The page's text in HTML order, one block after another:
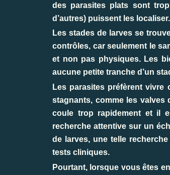
des parasites plats sont
d’autres) puissent les localiser.
Les stades de larves se
contrôles, car seulement le
et non pas physiques. Les
aucune petite tranche d’un
Les parasites préfèrent
stagnants, comme les valves
coule trop rapidement et il
recherche attentive sur un
de larves, une telle
tests cliniques.
Pourtant, lorsque vous êtes